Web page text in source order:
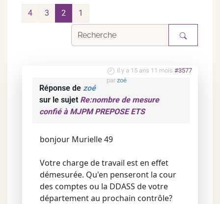
1
2
3
4
il y a 15 ans 11 mois #3577
par zoé
Réponse de zoé
sur le sujet Re:nombre de mesure
confié à MJPM PREPOSE ETS
bonjour Murielle 49
Votre charge de travail est en effet
démesurée. Qu'en penseront la cour
des comptes ou la DDASS de votre
département au prochain contrôle?